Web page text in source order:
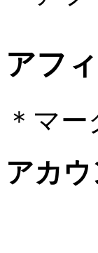
アフ
＊ マー
アカ